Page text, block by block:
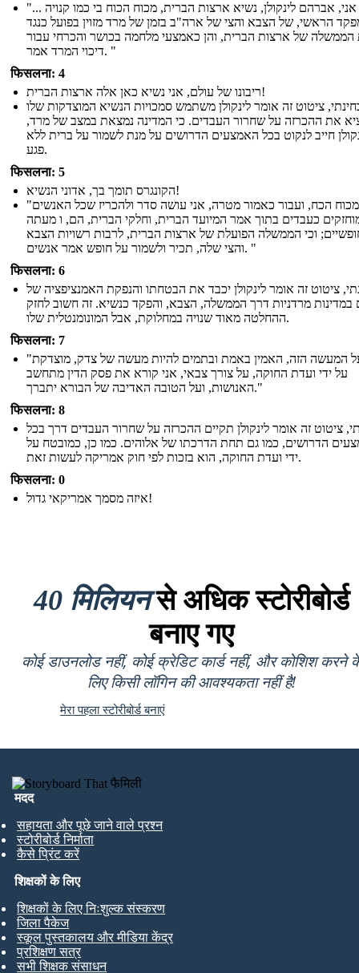
"... אני, אברהם לינקולן, נשיא ארצות הברית, מכוח הכוח בי כמו קנויה
הראשי, של הצבא והצי של ארה"ב בזמן של מרד מזוין בפועל כנגד
הממשלה של ארצות הברית, והן כאמצעי מלחמה בכושר והכרחי עבור
דיכוי המרד אמר. "
फिसलना: 4
ריבונו של עולם, אני נשיא כאן אלה ארצות הברית!
ציטוט זה אומר לינקולן משתמש סמכויות הנשיא המוצדקות שלו
את ההכרזה על שחרור העבדים. כי המדינה נמצאת במצב של מרד,
חייב לנקוט בכל האמצעים הדרושים על מנת לשמור על ברית ללא
פגע.
फिसलना: 5
הקונגרס תומך בך, אדוני הנשיא!
"ומכוח הכח, ועבור כאמור מטרה, אני עושה סדר ולהכריז שכל האנשים
כעבדים בתוך אמר המיועד הברית, וחלקי הברית, הם, ו מעתה
וכי הממשלה הפועלת של ארצות הברית, לרבות רשויות הצבא
והצי שלה, תכיר ולשמור על חופש אמר אנשים. "
फिसलना: 6
ציטוט זה אומר לינקולן יכבד את הבטחתו והנפקת האמנציפציה של
במדינות מרדניות דרך הממשלה, הצבא, והפקד כנשיא. זה חשוב לחזק
ההחלטה מאוד שנויה במחלוקת, אבל המונומנטלית שלו.
फिसलना: 7
"וגם על המעשה הזה, האמין באמת ובתמים להיות מעשה של צדק, מוצדקת
על ידי ועדת החוקה, על צורך צבאי, אני קורא את פסק הדין מתחשב
האנושות, ועל הטובה האדיבה של הבורא יתברך."
फिसलना: 8
ציטוט זה אומר לינקולן תקיים ההכרזה על שחרור העבדים דרך בכל
הדרושים, כמו גם תחת הדרכתו של אלוהים. כמו כן, כמובטח על
ידי ועדת החוקה, הוא בזכות לפי חוק אמריקה לעשות זאת.
फिसलना: 0
איזה מסמך אמריקאי גדול!
40 मिलियनसे अधिक स्टोरीबोर्ड
बनाए गए
कोई डाउनलोड नहीं, कोई क्रेडिट कार्ड नहीं, और कोशिश करने
लिए किसी लॉगिन की आवश्यकता नहीं है!
मेरा पहला स्टोरीबोर्ड बनाएं
मदद
सहायता और पूछे जाने वाले प्रश्न
स्टोरीबोर्ड निर्माता
कैसे प्रिंट करें
शिक्षकों के लिए
शिक्षकों के लिए निःशुल्क संस्करण
जिला पैकेज
स्कूल पुस्तकालय और मीडिया केंद्र
प्रशिक्षण सत्र
सभी शिक्षक संसाधन